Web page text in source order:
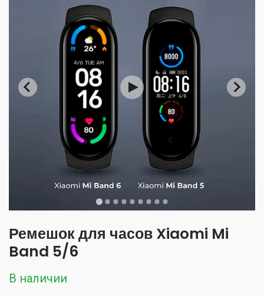
Ремешок для часов Xiaomi Mi
Band 5/6
В наличии